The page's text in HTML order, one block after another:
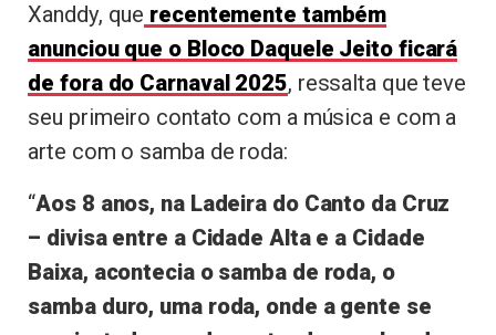
Xanddy, que recentemente também
anunciou que o Bloco Daquele Jeito ficará
de fora do Carnaval 2025, ressalta que teve
seu primeiro contato com a música e com a
arte com o samba de roda:
“Aos 8 anos, na Ladeira do Canto da Cruz
– divisa entre a Cidade Alta e a Cidade
Baixa, acontecia o samba de roda, o
samba duro, uma roda, onde a gente se